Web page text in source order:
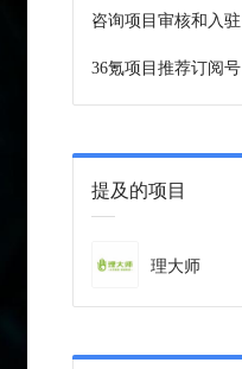
咨询项目审核和入驻
36氪项目推荐订阅号
提及的项目
理大师